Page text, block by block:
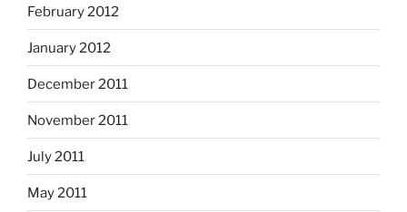
February 2012
January 2012
December 2011
November 2011
July 2011
May 2011